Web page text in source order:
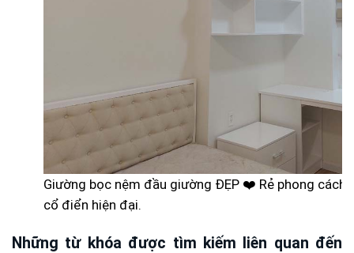
Giường bọc nệm đầu giường ĐẸP ❤️ Rẻ phong cách
cổ điển hiện đại.
Những từ khóa được tìm kiếm liên quan đến